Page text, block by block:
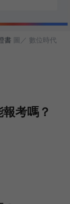
書 圖／ 數位時代
考嗎？